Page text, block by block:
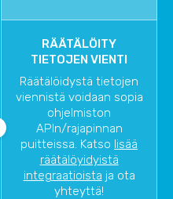
RÄÄTÄLÖITY
TIETOJEN VIENTI
Räätälöidystä tietojen
viennistä voidaan sopia
ohjelmiston
APIn/rajapinnan
puitteissa. Katso lisää
räätälöyidyistä
integraatioista ja ota
yhteyttä!